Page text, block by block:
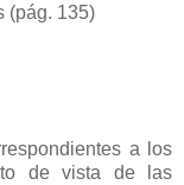
(pág. 135)
a los
de vista de las